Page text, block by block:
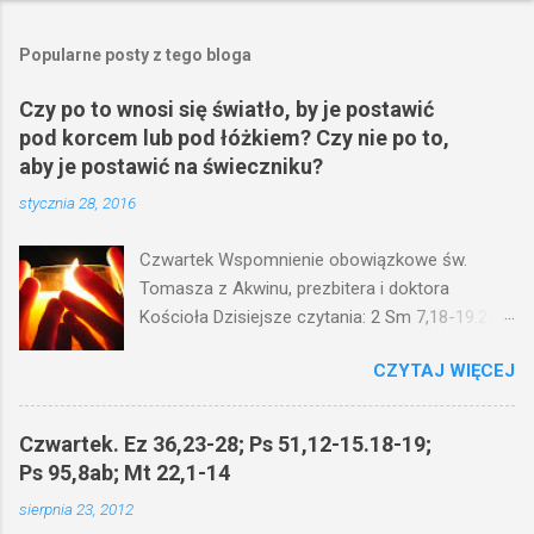
e
i
j
k
o
m
n
t
a
r
z
Popularne posty z tego bloga
Czy po to wnosi się światło, by je postawić
pod korcem lub pod łóżkiem? Czy nie po to,
aby je postawić na świeczniku?
stycznia 28, 2016
Czwartek Wspomnienie obowiązkowe św.
Tomasza z Akwinu, prezbitera i doktora
Kościoła Dzisiejsze czytania: 2 Sm 7,18-19.24-
(Mk 4,21-25) Jezus mówił ludowi: Czy po to
wnosi się światło, by je postawić pod korcem
lub pod łóżkiem? Czy nie po to, aby je postawić
na świeczniku? Nie ma bowiem nic ukrytego, co
by nie miało wyjść na jaw. Kto ma uszy do
CZYTAJ WIĘCEJ
Czwartek. Ez 36,23-28; Ps 51,12-15.18-19;
Ps 95,8ab; Mt 22,1-14
sierpnia 23, 2012